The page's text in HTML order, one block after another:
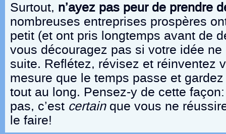
Surtout, n’ayez pas peur de prendre
nombreuses entreprises prospères
petit (et ont pris longtemps avant de
vous découragez pas si votre idée
suite. Reflétez, révisez et réinventez
mesure que le temps passe et
tout au long. Pensez-y de cette
pas, c’est certainque vous ne
le faire!